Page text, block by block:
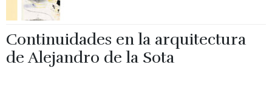
Continuidades en la arquitectura
de Alejandro de la Sota